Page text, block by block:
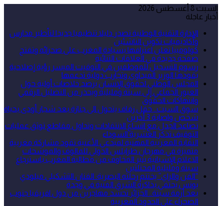
السبت 8 أغسطس 2026
أخبار عاجلة
الإدارة التقنية الوطنية تصدر دليلا تنظيميا جديدا لتأطير مدارس
وأكاديميات تكوين الناشئين
كولومبيا تعلن اعترافها بسيادة المغرب على صحرائه وتفتح
صفحة جديدة في العلاقات الثنائية
رسوم التسجيل للموظفين في التوقيت الميسر رؤية إصلاحية
يقودها الوزير الميداوي وتجارب دولية تدعمها
المجلس الوطني لحقوق الإنسان يرصد خلاصات أولية حول
العبور الجماعي إلى سبتة ومليلية ويحذر من التضليل الرقمي
وانتهاكات الحقوق
سوق السبت.. حفل زفاف يتحول الى جنازة بعد شجار أودى بحياة
شخص واصابة 3 أخرين
تصاعد الجدل مع اتساع الانتقادات وتداول مقاطع توثق عمليات
التوقيف تذكر العشرية السوداء
النقابة المغربية المهنية لمبدعي الأغنية تقود مشاركة مغربية
متميزة في مهرجان طرابلس الدولي للمالوف والموشحات
الاعلام الإسبانية يثير المخاوف من مطالبة المغرب باسترجاع
سبتة ومليلية المحتلتين
“الفن والراي” يختتم رحلته البصرية: الفنان التشكيلي ميلودي
يونس يحتفي بذاكرة الشرق الفنية في وجدة
بعد أزمة سبتة.. الجزائر تحشد مهاجرين من دول افريقيا جنوب
الصحراء على الحدود المغربية